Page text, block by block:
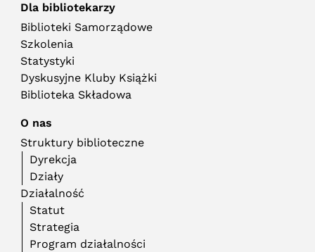
Dla bibliotekarzy
Biblioteki Samorządowe
Szkolenia
Statystyki
Dyskusyjne Kluby Książki
Biblioteka Składowa
O nas
Struktury biblioteczne
Dyrekcja
Działy
Działalność
Statut
Strategia
Program działalności